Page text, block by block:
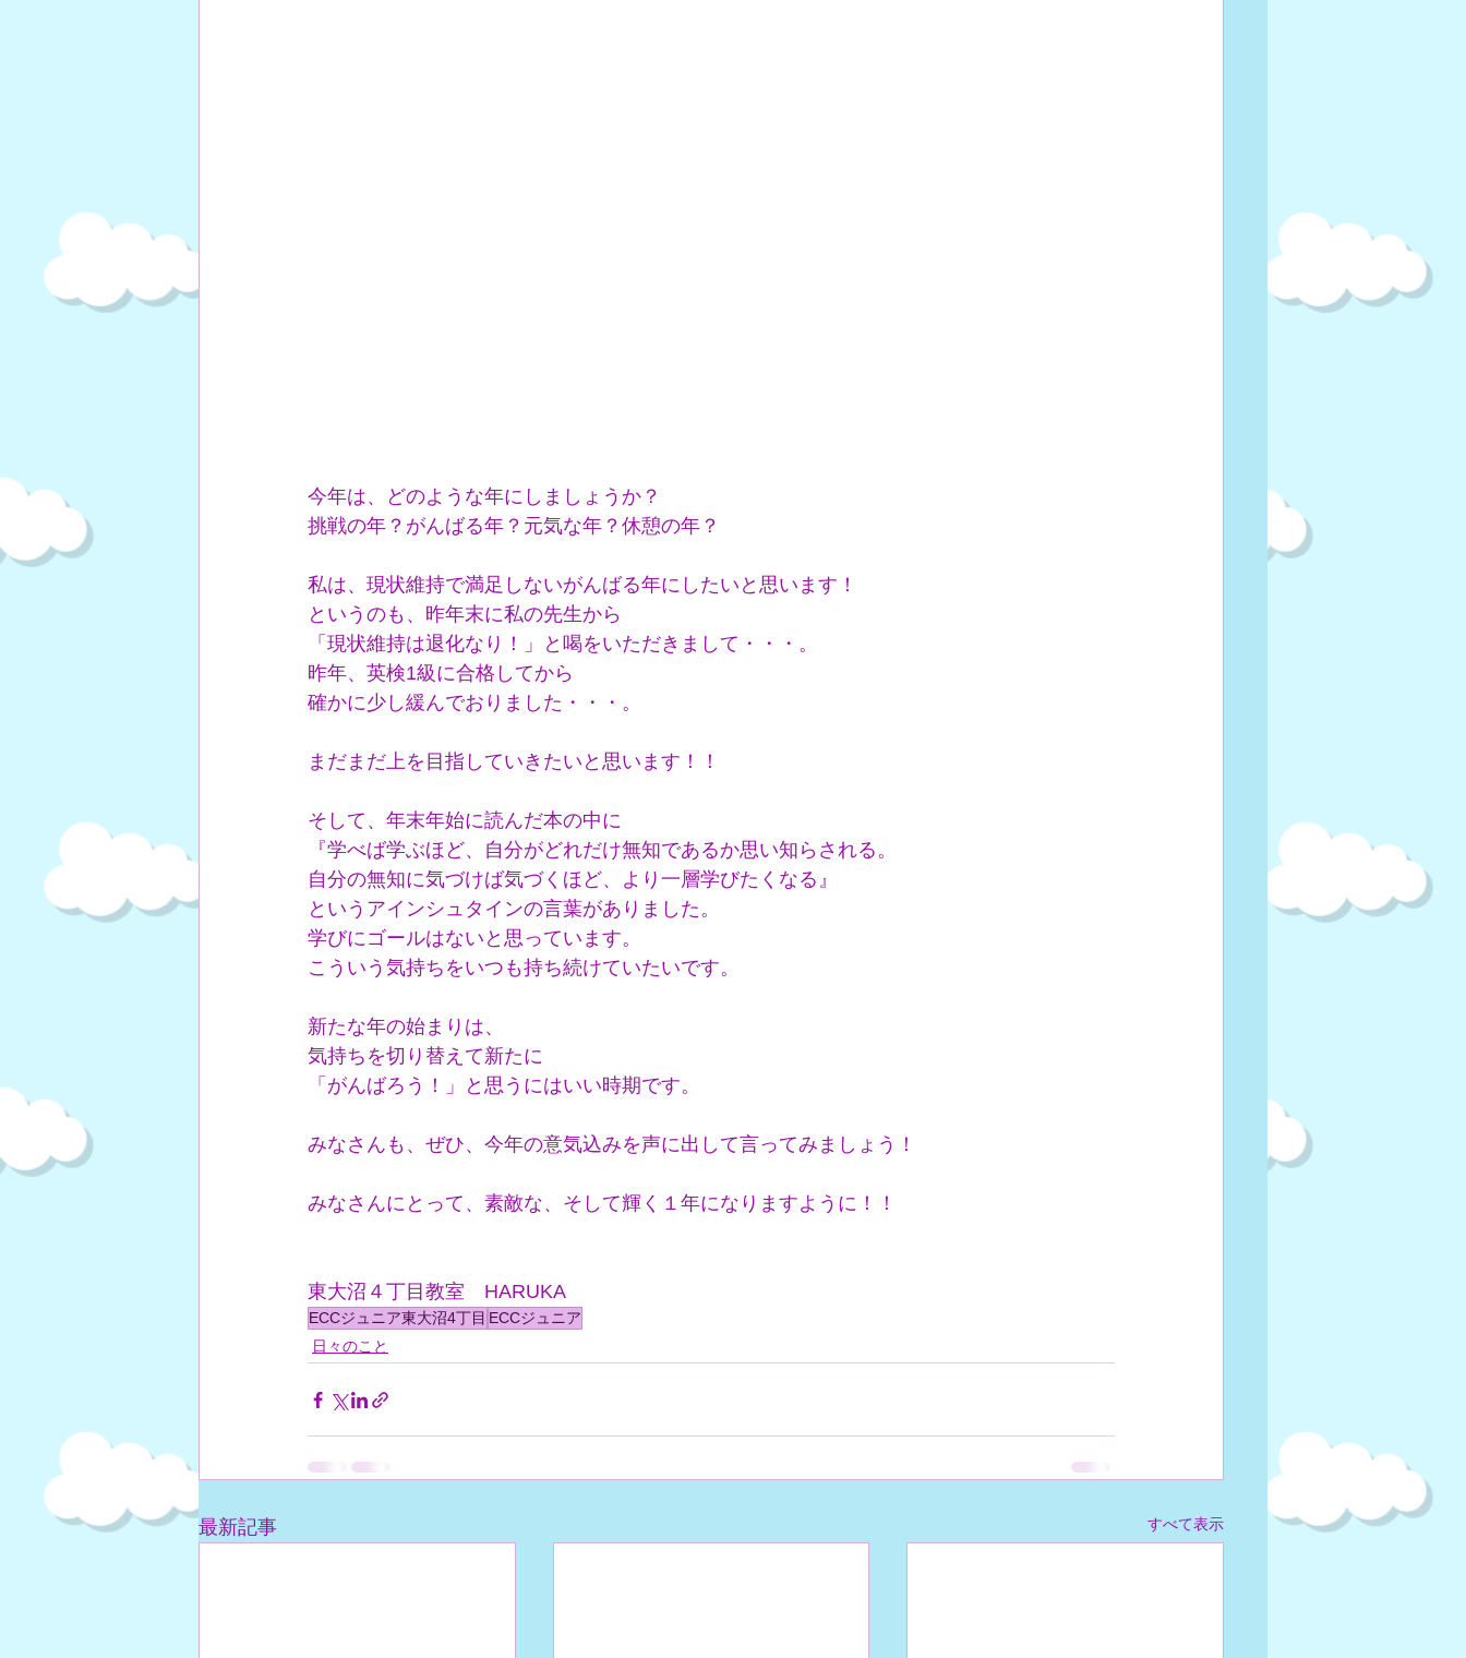
今年は、どのような年にしましょうか？
挑戦の年？がんばる年？元気な年？休憩の年？
私は、現状維持で満足しないがんばる年にしたいと思います！
というのも、昨年末に私の先生から
「現状維持は退化なり！」と喝をいただきまして・・・。
昨年、英検1級に合格してから
確かに少し緩んでおりました・・・。
まだまだ上を目指していきたいと思います！！
そして、年末年始に読んだ本の中に
『学べば学ぶほど、自分がどれだけ無知であるか思い知らされる。
自分の無知に気づけば気づくほど、より一層学びたくなる』
というアインシュタインの言葉がありました。
学びにゴールはないと思っています。
こういう気持ちをいつも持ち続けていたいです。
新たな年の始まりは、
気持ちを切り替えて新たに
「がんばろう！」と思うにはいい時期です。
みなさんも、ぜひ、今年の意気込みを声に出して言ってみましょう！
みなさんにとって、素敵な、そして輝く１年になりますように！！
東大沼４丁目教室　HARUKA
ECCジュニア東大沼4丁目 ECCジュニア
日々のこと
最新記事 すべて表示